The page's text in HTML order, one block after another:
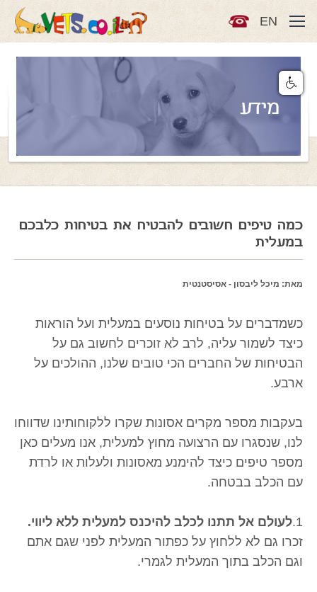
EN
מידע
כמה טיפים חשובים להבטיח את בטיחות כלבכם
במעלית
מאת: מיכל ליבסון - אסיסטנטית
כשמדברים על בטיחות נוסעים במעלית ועל הוראות
כיצד לשמור עליה, לרב לא זוכרים לחשוב גם על
הבטיחות של החברים הכי טובים שלנו, ההולכים על
ארבע.
בעקבות מספר מקרים אסונות שקרו ללקוחותינו שדווחו
לנו, שנסגרו עם הרצועה מחוץ למעלית, אנו מעלים כאן
מספר טיפים כיצד להימנע מאסונות ולעלות או לרדת
עם הכלב בבטחה.
1. לעולם אל תתנו לכלב להיכנס למעלית ללא ליווי.
זכרו גם לא ללחוץ על כפתור המעלית לפני שגם אתם
וגם הכלב בתוך המעלית לגמרי.